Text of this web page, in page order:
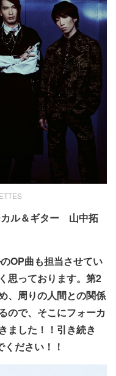
カル＆ギター 山中拓
OP曲も担当させてい
思っております。第2
、周りの人間との関係
ので、そこにフォーカ
ました！！引き続き
ださい！！